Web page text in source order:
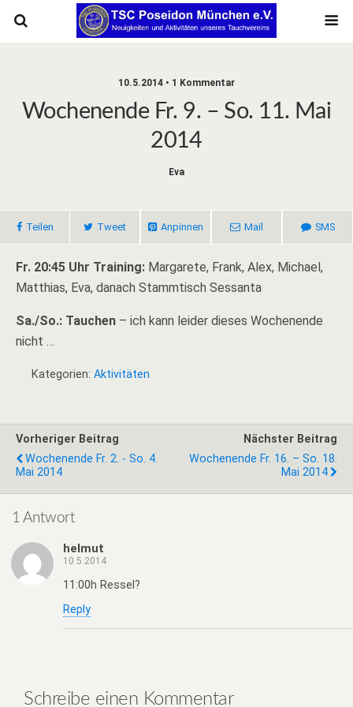
10.5.2014 • 1 Kommentar
Wochenende Fr. 9. – So. 11. Mai
2014
Eva
Teilen Tweet Anpinnen Mail SMS
Fr. 20:45 Uhr Training: Margarete, Frank, Alex, Michael,
Matthias, Eva, danach Stammtisch Sessanta
Sa./So.: Tauchen – ich kann leider dieses Wochenende
nicht …
Kategorien: Aktivitäten
Vorheriger Beitrag
Wochenende Fr. 2. - So. 4.
Mai 2014
Nächster Beitrag
Wochenende Fr. 16. – So. 18.
Mai 2014
1 Antwort
helmut
10.5.2014
11:00h Ressel?
Reply
Schreibe einen Kommentar